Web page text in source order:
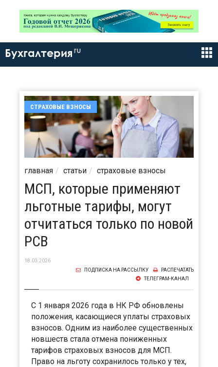
Бухгалтерия ru
СТРАХОВЫЕ ВЗНОСЫ
главная статьи страховые взносы
МСП, которые применяют
льготные тарифы, могут
отчитаться только по новой
РСВ
18.03.2026
РАСПЕЧАТАТЬ
ПОДПИСКА НА РАССЫЛКУ
ТЕЛЕГРАМ-КАНАЛ
С 1 января 2026 года в НК РФ обновлены
положения, касающиеся уплаты страховых
взносов. Одним из наиболее существенных
новшеств стала отмена пониженных
тарифов страховых взносов для МСП.
Право на льготу сохранилось только у тех,